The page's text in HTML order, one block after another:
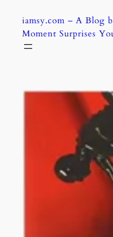
content
iamsy.com – A Blog
Moment Surprises